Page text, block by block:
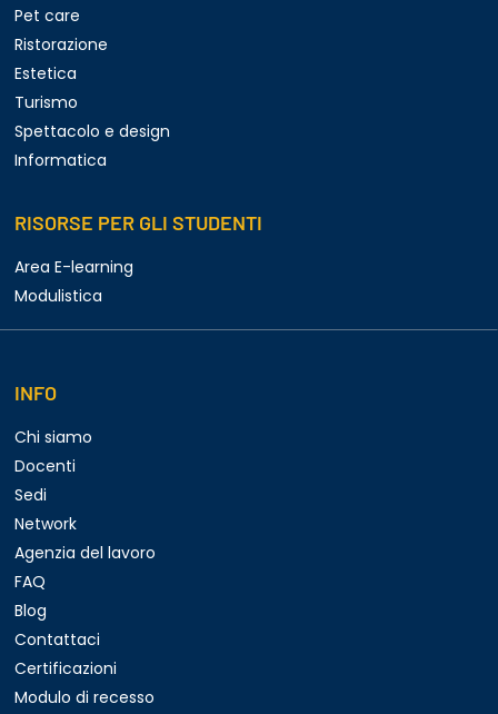
Pet care
Ristorazione
Estetica
Turismo
Spettacolo e design
Informatica
RISORSE PER GLI STUDENTI
Area E-learning
Modulistica
INFO
Chi siamo
Docenti
Sedi
Network
Agenzia del lavoro
FAQ
Blog
Contattaci
Certificazioni
Modulo di recesso